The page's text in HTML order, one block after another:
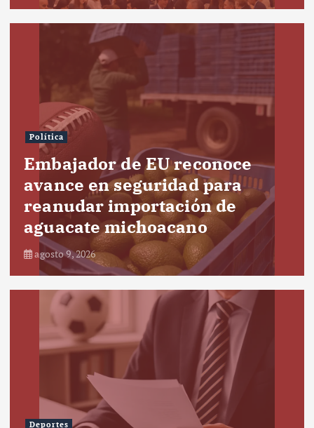
Política
Embajador de EU reconoce
avance en seguridad para
reanudar importación de
aguacate michoacano
agosto 9, 2026
Deportes